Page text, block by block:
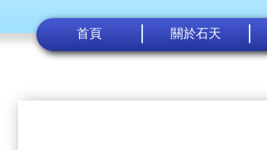
首頁 關於石天